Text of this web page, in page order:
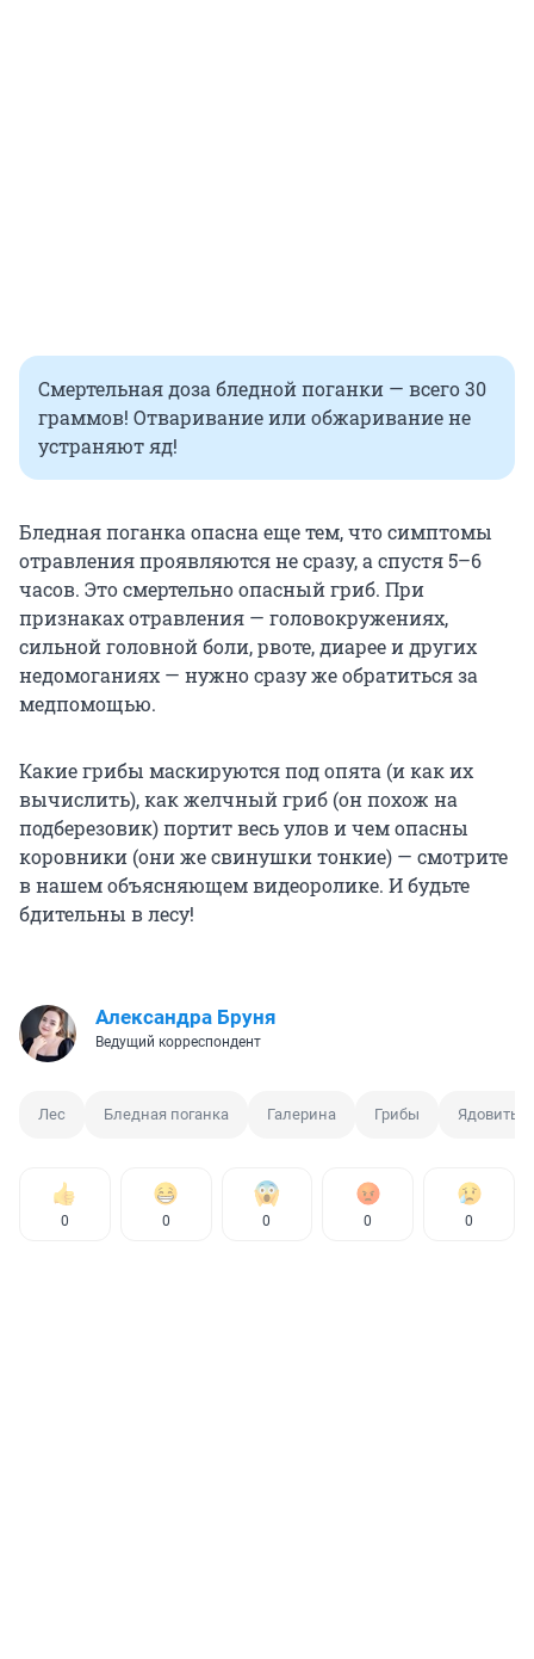
Смертельная доза бледной поганки — всего 30
граммов! Отваривание или обжаривание не
устраняют яд!
Бледная поганка опасна еще тем, что симптомы
отравления проявляются не сразу, а спустя 5–6
часов. Это смертельно опасный гриб. При
признаках отравления — головокружениях,
сильной головной боли, рвоте, диарее и других
недомоганиях — нужно сразу же обратиться за
медпомощью.
Какие грибы маскируются под опята (и как их
вычислить), как желчный гриб (он похож на
подберезовик) портит весь улов и чем опасны
коровники (они же свинушки тонкие) — смотрите
в нашем объясняющем видеоролике. И будьте
бдительны в лесу!
Александра Бруня
Ведущий корреспондент
Лес Бледная поганка Галерина Грибы Ядовитый
0 0 0 0 0